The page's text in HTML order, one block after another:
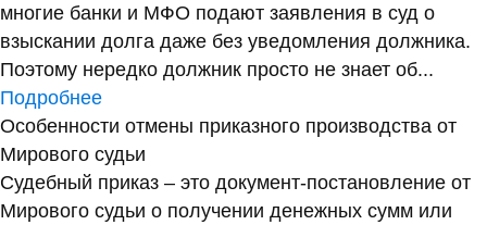
многие банки и МФО подают заявления в суд о
взыскании долга даже без уведомления должника.
Поэтому нередко должник просто не знает об...
Подробнее
Особенности отмены приказного производства от
Мирового судьи
Судебный приказ – это документ-постановление от
Мирового судьи о получении денежных сумм или